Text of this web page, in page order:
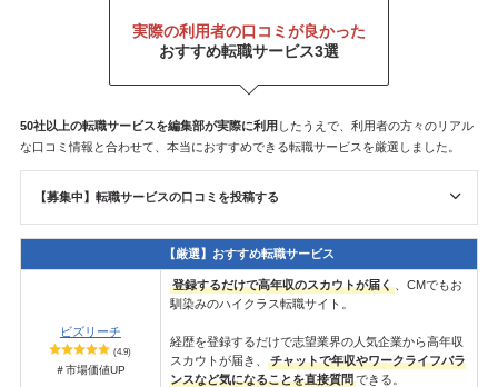
実際の利用者の口コミが良かった
おすすめ転職サービス3選
50社以上の転職サービスを編集部が実際に利用 したうえで、利用者の方々のリアル
な口コミ情報と合わせて、本当におすすめできる転職サービスを厳選しました。
【募集中】転職サービスの口コミを投稿する
【厳選】おすすめ転職サービス
ビズリーチ
(4.9)
＃市場価値UP
登録するだけで高年収のスカウトが届く
、CMでもお
馴染みのハイクラス転職サイト。
経歴を登録するだけで志望業界の人気企業から高年収
スカウトが届き、チャットで年収やワークライフバラ
ンスなど気になることを直接質問できる。